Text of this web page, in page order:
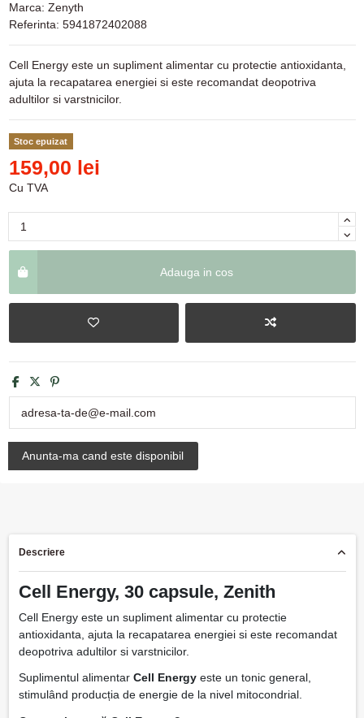
Marca: Zenyth
Referinta: 5941872402088
Cell Energy este un supliment alimentar cu protectie antioxidanta,
ajuta la recapatarea energiei si este recomandat deopotriva
adultilor si varstnicilor.
Stoc epuizat
159,00 lei
Cu TVA
Adauga in cos
Descriere
Cell Energy, 30 capsule, Zenith
Cell Energy este un supliment alimentar cu protectie
antioxidanta, ajuta la recapatarea energiei si este recomandat
deopotriva adultilor si varstnicilor.
Suplimentul alimentar Cell Energyeste un tonic general,
stimulând producția de energie de la nivel mitocondrial.